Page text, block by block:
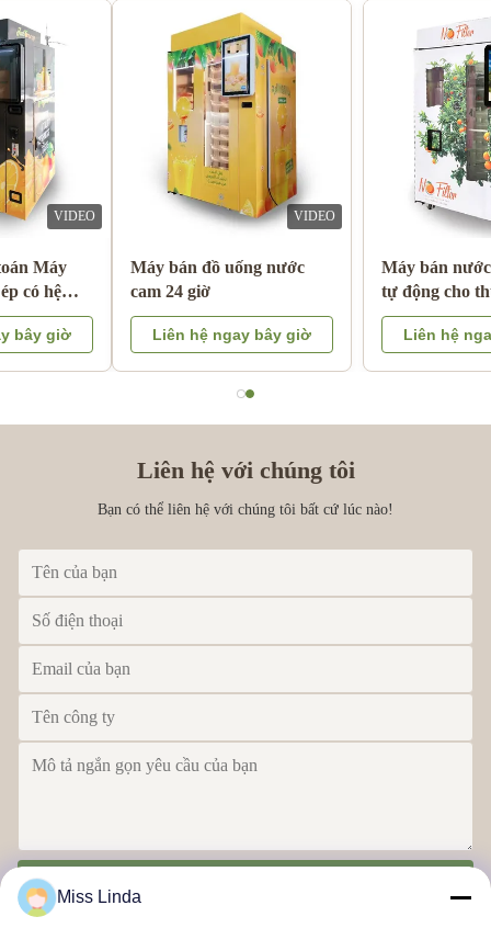
VIDEO
Double Tank Ice Slush
Machine Đồ uống đông
lạnh Sữa trái cây Cocktail
Liên hệ ngay bây giờ
VIDEO
Lưu ý Thanh toán Máy
bán nước cam ép có hệ
thống làm mát
Liên hệ ngay bây giờ
Liên hệ với chúng tôi
Bạn có thể liên hệ với chúng tôi bất cứ lúc nào!
Miss Linda